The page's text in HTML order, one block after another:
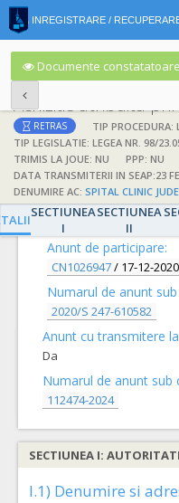
INREGISTRARE /
Documente
RETRAS
TIP PROCEDURA:
TIP LEGISLATIE: LEGEA NR. 98/
TRIMIS LA JOUE: NU
PPP: NU
DATA TRANSMITERII IN SEAP:23
DENUMIRE AC: SPITAL CLINIC
SECTIUNEA
I
SECTIUNEA
II
DETALII
Anunt de participare:
CN1026947/ 17-12-2020
Numarul de anunt
2020/S 247-610582
Anunt cu transmitere la
Da
Numarul de anunt sub
112474-2024
SECTIUNEA I:
I.1) Denumire si